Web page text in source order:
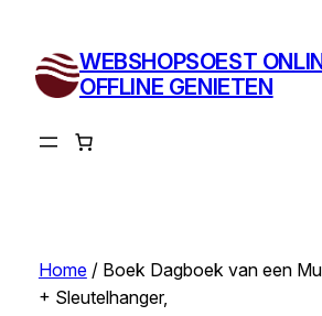
inhoud
WEBSHOPSOEST
OFFLINE GENIETEN
Home/ Boek Dagboek van een
+ Sleutelhanger,